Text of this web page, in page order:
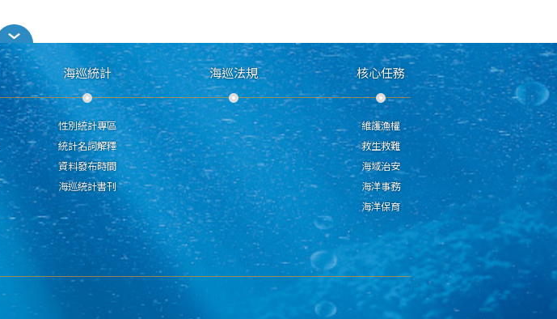
海巡統計
性別統計專區
統計名詞解釋
資料發布時間
海巡統計書刊
海巡法規 核心任務
維護漁權
救生救難
海域治安
海洋事務
海洋保育